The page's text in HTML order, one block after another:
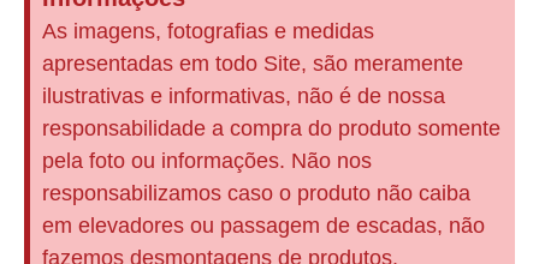
As imagens, fotografias e medidas
apresentadas em todo Site, são meramente
ilustrativas e informativas, não é de nossa
responsabilidade a compra do produto somente
pela foto ou informações. Não nos
responsabilizamos caso o produto não caiba
em elevadores ou passagem de escadas, não
fazemos desmontagens de produtos.